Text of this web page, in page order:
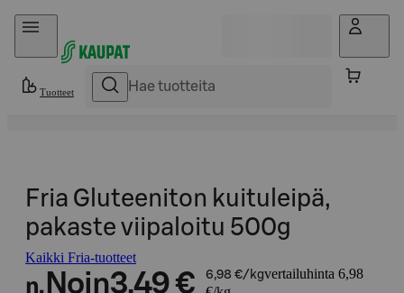
Hyppää sisältöön
Tuotteet
Fria Gluteeniton kuituleipä,
pakaste viipaloitu 500g
Kaikki Fria-tuotteet
n. Noin3,49 € 6,98 €/kgvertailuhinta 6,98